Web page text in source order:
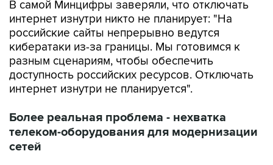
российские сайты непрерывно ведутся
кибератаки из-за границы. Мы готовимся к
разным сценариям, чтобы обеспечить
доступность российских ресурсов. Отключать
интернет изнутри не планируется".
Более реальная проблема - нехватка
сетей
Если и происходят сбои в работе некоторых